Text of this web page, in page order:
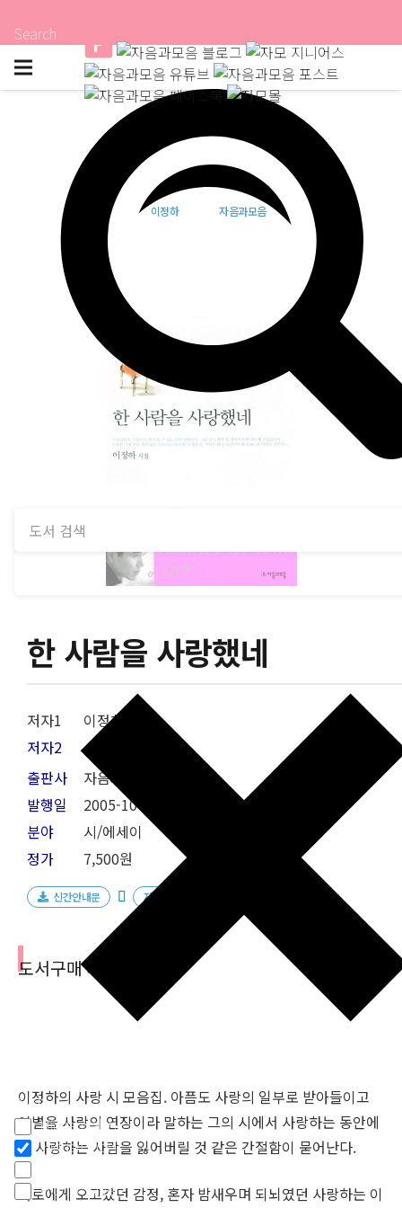
Search
필터
Hidden label
Hidden label
Hidden label
한 사람을 사랑했네
이정하 자음과모음
한 사람을 사랑했네
저자1
이정하
저자2
출판사
자음과모음
발행일
2005-10-19
분야
시/에세이
정가
7,500원
신간안내문 자음과모음
도서구매 사이트
이정하의 사랑 시 모음집. 아픔도 사랑의 일부로 받아들이고
이별을 사랑의 연장이라 말하는 그의 시에서 사랑하는 동안에
도 사랑하는 사람을 잃어버릴 것 같은 간절함이 묻어난다.
서로에게 오고갔던 감정, 혼자 밤새우며 되뇌였던 사랑하는 이